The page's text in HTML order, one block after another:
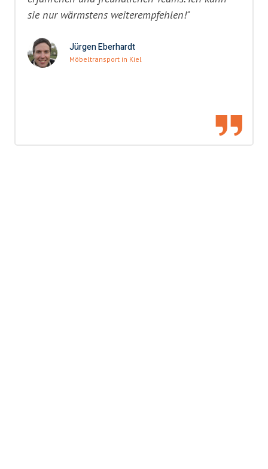
sie nur wärmstens weiterempfehlen!"
Jürgen Eberhardt
Möbeltransport in Kiel